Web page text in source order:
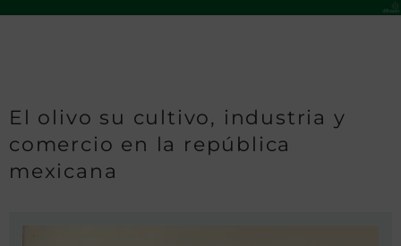
El olivo su cultivo, industria y
comercio en la república
mexicana